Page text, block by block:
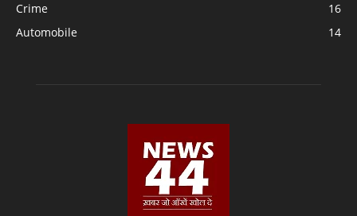
Crime
16
Automobile
14